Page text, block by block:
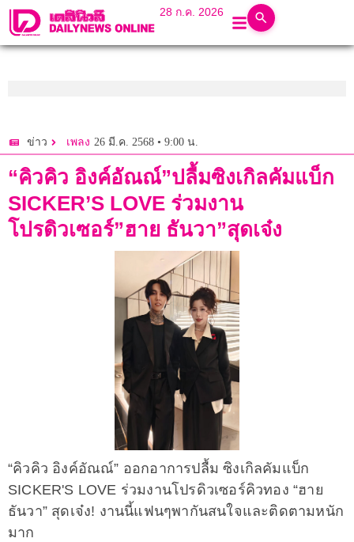
28 ก.ค. 2026
ข่าว เพลง 26 มี.ค. 2568 • 9:00 น.
“คิวคิว อิงค์อัณณ์”ปลื้มซิงเกิลคัมแบ็ก
SICKER’S LOVE ร่วมงาน
โปรดิวเซอร์”ฮาย ธันวา”สุดเจ๋ง
“คิวคิว อิงค์อัณณ์” ออกอาการปลื้ม ซิงเกิลคัมแบ็ก
SICKER'S LOVE ร่วมงานโปรดิวเซอร์คิวทอง “ฮาย
ธันวา” สุดเจ๋ง! งานนี้แฟนๆพากันสนใจและติดตามหนัก
มาก